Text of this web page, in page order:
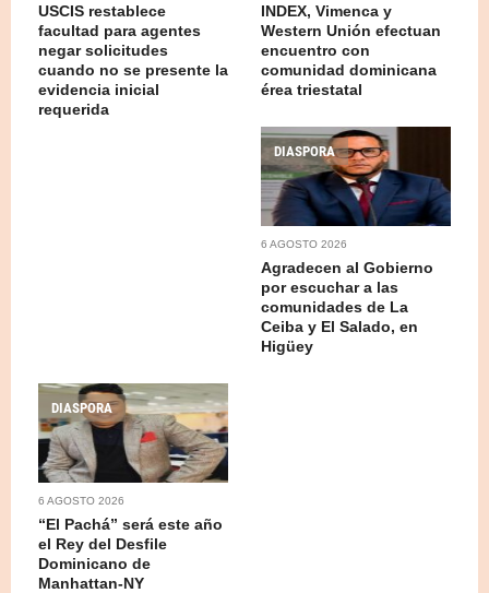
USCIS restablece
facultad para agentes
negar solicitudes
cuando no se presente la
evidencia inicial
requerida
INDEX, Vimenca y
Western Unión efectuan
encuentro con
comunidad dominicana
érea triestatal
DIASPORA
6 AGOSTO 2026
Agradecen al Gobierno
por escuchar a las
comunidades de La
Ceiba y El Salado, en
Higüey
DIASPORA
6 AGOSTO 2026
“El Pachá” será este año
el Rey del Desfile
Dominicano de
Manhattan-NY